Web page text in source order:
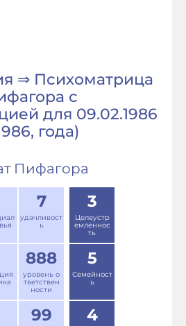
⇒ Психоматрица
с
для 09.02.1986
года)
Пифагора
7
удачливост
ь
888
уровень о
тветствен
ности
99
3
Целеустр
емленнос
ть
5
Семейност
ь
4